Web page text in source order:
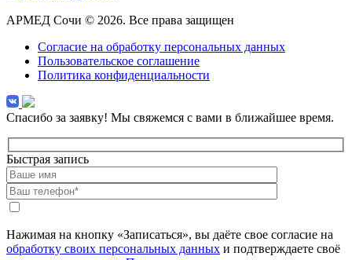
АРМЕД Сочи © 2026. Все права защищен
Согласие на обработку персональных данных
Пользовательское соглашение
Политика конфиденциальности
Спасибо за заявку! Мы свяжемся с вами в ближайшее время.
Быстрая запись
Нажимая на кнопку «Записаться», вы даёте свое согласие на
обработку своих персональных данных и подтверждаете своё